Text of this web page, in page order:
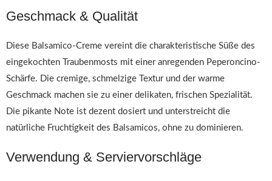
Geschmack & Qualität
Diese Balsamico-Creme vereint die charakteristische Süße des
eingekochten Traubenmosts mit einer anregenden Peperoncino-
Schärfe. Die cremige, schmelzige Textur und der warme
Geschmack machen sie zu einer delikaten, frischen Spezialität.
Die pikante Note ist dezent dosiert und unterstreicht die
natürliche Fruchtigkeit des Balsamicos, ohne zu dominieren.
Verwendung & Serviervorschläge